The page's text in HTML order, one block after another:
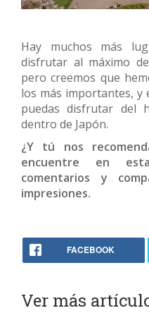
Hay muchos más
disfrutar al máximo
pero creemos que
los más importantes, y
puedas disfrutar del
dentro de Japón.
¿Y tú nos
encuentre en
comentarios y
impresiones.
FACEBOOK
Ver más